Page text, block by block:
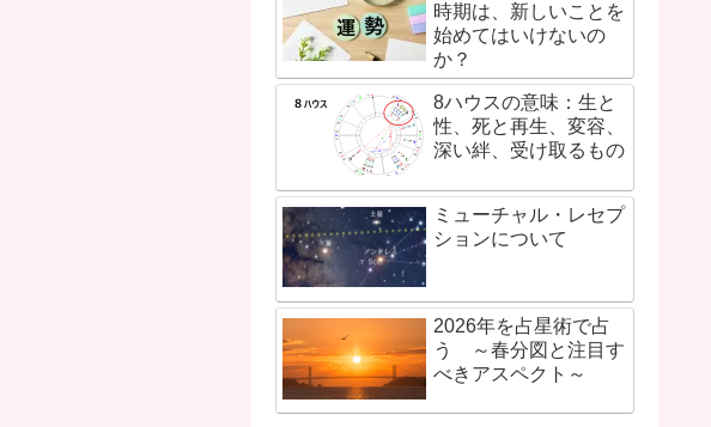
時期は、新しいことを
始めてはいけないの
か？
8ハウスの意味：生と
性、死と再生、変容、
深い絆、受け取るもの
ミューチャル・レセプ
ションについて
2026年を占星術で占
う ～春分図と注目す
べきアスペクト～